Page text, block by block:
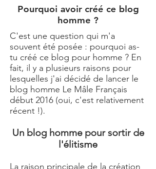
Pourquoi avoir créé ce blog
homme ?
C'est une question qui m'a
souvent été posée : pourquoi as-
tu créé ce blog pour homme ? En
fait, il y a plusieurs raisons pour
lesquelles j'ai décidé de lancer le
blog homme Le Mâle Français
début 2016 (oui, c'est relativement
récent !).
Un blog homme pour sortir de
l'élitisme
La raison principale de la création